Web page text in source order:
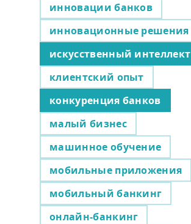
инновации банков
инновационные решения
искусственный интеллект
клиентский опыт
конкуренция банков
малый бизнес
машинное обучение
мобильные приложения
мобильный банкинг
онлайн-банкинг